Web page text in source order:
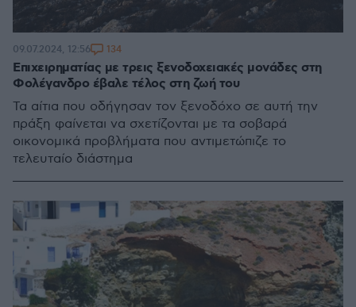
Επιχειρηματίας με τρεις ξενοδοχειακές μονάδες στη
Φολέγανδρο έβαλε τέλος στη ζωή του
Τα αίτια που οδήγησαν τον ξενοδόχο σε αυτή την
πράξη φαίνεται να σχετίζονται με τα σοβαρά
οικονομικά προβλήματα που αντιμετώπιζε το
τελευταίο διάστημα
09.07.2024, 12:56 134